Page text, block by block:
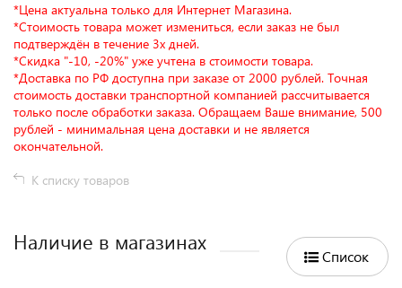
*Цена актуальна только для Интернет Магазина.
*Стоимость товара может измениться, если заказ не был
подтверждён в течение 3х дней.
*Скидка "-10, -20%" уже учтена в стоимости товара.
*Доставка по РФ доступна при заказе от 2000 рублей. Точная
стоимость доставки транспортной компанией рассчитывается
только после обработки заказа. Обращаем Ваше внимание, 500
рублей - минимальная цена доставки и не является
окончательной.
К списку товаров
Наличие в магазинах
Список